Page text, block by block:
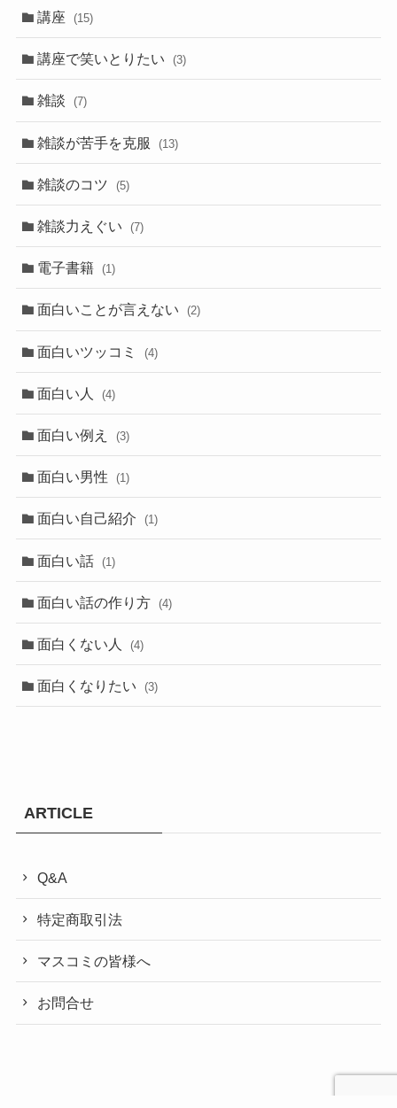
講座 (15)
講座で笑いとりたい (3)
雑談 (7)
雑談が苦手を克服 (13)
雑談のコツ (5)
雑談力えぐい (7)
電子書籍 (1)
面白いことが言えない (2)
面白いツッコミ (4)
面白い人 (4)
面白い例え (3)
面白い男性 (1)
面白い自己紹介 (1)
面白い話 (1)
面白い話の作り方 (4)
面白くない人 (4)
面白くなりたい (3)
ARTICLE
Q&A
特定商取引法
マスコミの皆様へ
お問合せ